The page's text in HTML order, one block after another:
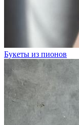
Букеты из пионов